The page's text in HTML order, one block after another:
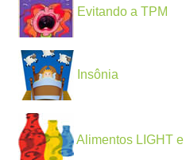
Evitando a TPM
Insônia
Alimentos LIGHT